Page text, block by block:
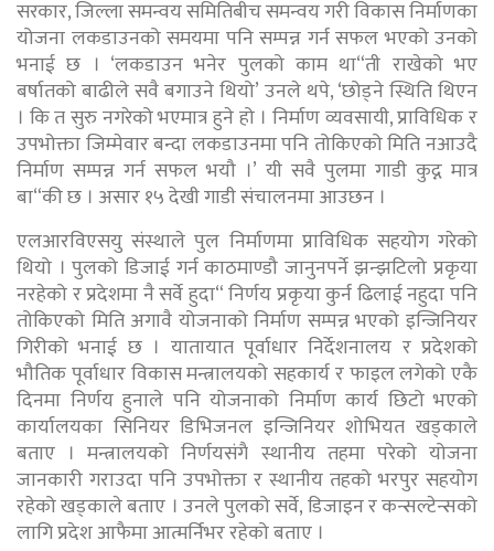
सरकार, जिल्ला समन्वय समितिबीच समन्वय गरी विकास निर्माणका
योजना लकडाउनको समयमा पनि सम्पन्न गर्न सफल भएको उनको
भनाई छ । ‘लकडाउन भनेर पुलको काम था“ती राखेको भए
बर्षातको बाढीले सवै बगाउने थियो’ उनले थपे, ‘छोड्ने स्थिति थिएन
। कि त सुरु नगरेको भएमात्र हुने हो । निर्माण व्यवसायी, प्राविधिक र
उपभोक्ता जिम्मेवार बन्दा लकडाउनमा पनि तोकिएको मिति नआउदै
निर्माण सम्पन्न गर्न सफल भयौ ।’ यी सवै पुलमा गाडी कुद्न मात्र
बा“की छ । असार १५ देखी गाडी संचालनमा आउछन ।
एलआरविएसयु संस्थाले पुल निर्माणमा प्राविधिक सहयोग गरेको
थियो । पुलको डिजाई गर्न काठमाण्डौ जानुनपर्ने झन्झटिलो प्रकृया
नरहेको र प्रदेशमा नै सर्वे हुदा“ निर्णय प्रकृया कुर्न ढिलाई नहुदा पनि
तोकिएको मिति अगावै योजनाको निर्माण सम्पन्न भएको इन्जिनियर
गिरीको भनाई छ । यातायात पूर्वाधार निर्देशनालय र प्रदेशको
भौतिक पूर्वाधार विकास मन्त्रालयको सहकार्य र फाइल लगेको एकै
दिनमा निर्णय हुनाले पनि योजनाको निर्माण कार्य छिटो भएको
कार्यालयका सिनियर डिभिजनल इन्जिनियर शोभियत खड्काले
बताए । मन्त्रालयको निर्णयसंगै स्थानीय तहमा परेको योजना
जानकारी गराउदा पनि उपभोक्ता र स्थानीय तहको भरपुर सहयोग
रहेको खड्काले बताए । उनले पुलको सर्वे, डिजाइन र कन्सल्टेन्सको
लागि प्रदेश आफैमा आत्मर्निभर रहेको बताए ।